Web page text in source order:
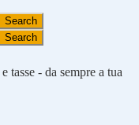
- da sempre a tua